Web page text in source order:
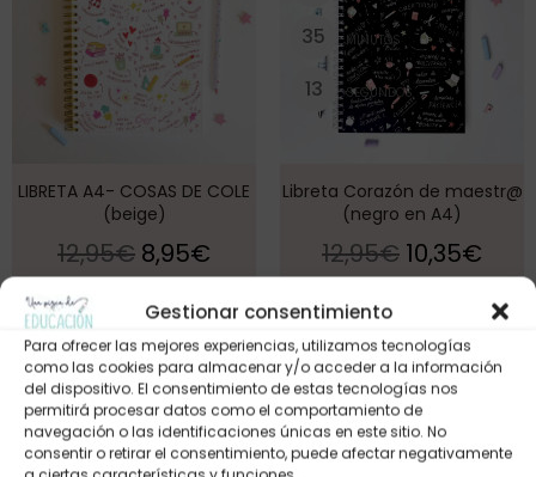
Gestionar consentimiento
Para ofrecer las mejores experiencias, utilizamos tecnologías
como las cookies para almacenar y/o acceder a la información
del dispositivo. El consentimiento de estas tecnologías nos
permitirá procesar datos como el comportamiento de
navegación o las identificaciones únicas en este sitio. No
consentir o retirar el consentimiento, puede afectar negativamente
LIBRETA A4- COSAS DE COLE
(beige)
12,95€ 8,95€
35 MINUTOS
13 SEGUNDOS
Libreta Corazón de maestr@
(negro en A4)
12,95€ 10,35€
¡Oferta!
25 DÍAS
17 HORAS
35 MINUTOS
¡Oferta!
Sin existencias